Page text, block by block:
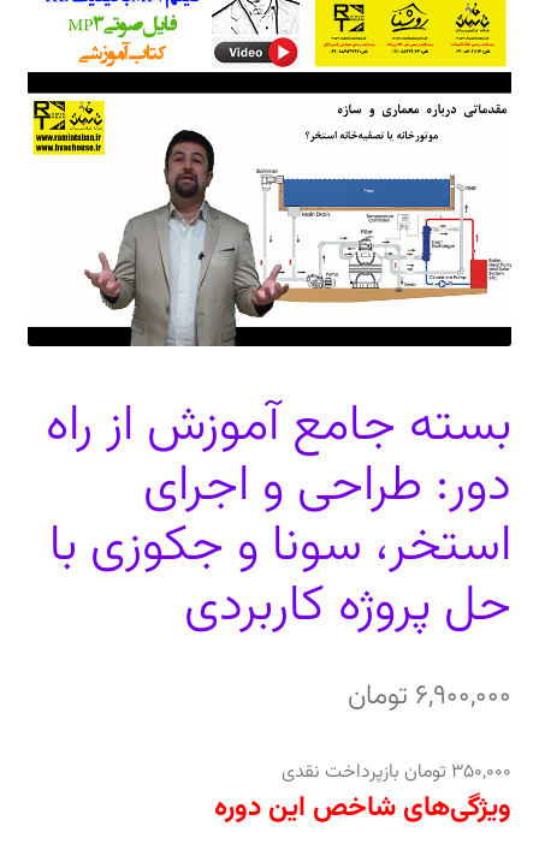
دعوت برای پروژه، تدریس و سخنرانی
ارتباط از طریق پیام‌رسان‌ها: 09373443975
تلفن: ۰۲۱۸۸۴۵۴۷۴۲
بسته جامع آموزش از راه
دور: طراحی و اجرای
استخر، سونا و جکوزی با
حل پروژه کاربردی
6,900,000 تومان
350,000 تومان بازپرداخت نقدی
ویژگی‌های شاخص این دوره